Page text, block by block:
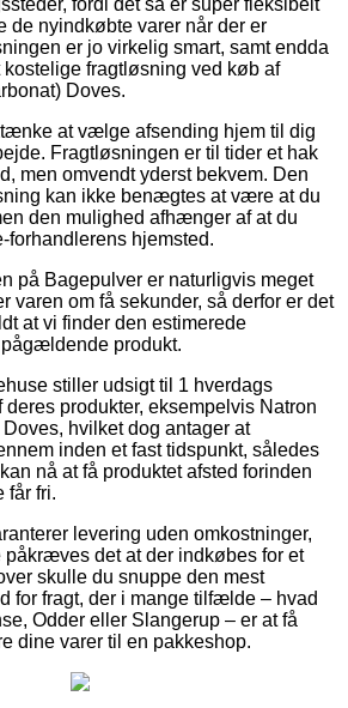
de nyindkøbte varer når der er
er jo virkelig smart, samt endda
kostelige fragtløsning ved køb af
Doves.
at vælge afsending hjem til dig
Fragtløsningen er til tider et hak
men omvendt yderst bekvem. Den
kan ikke benægtes at være at du
den mulighed afhænger af at du
hjemsted.
på Bagepulver er naturligvis meget
varen om få sekunder, så derfor er det
at vi finder den estimerede
produkt.
stiller udsigt til 1 hverdags
deres produkter, eksempelvis Natron
hvilket dog antager at
inden et fast tidspunkt, således
nå at få produktet afsted forinden
får fri.
levering uden omkostninger,
det at der indkøbes for et
skulle du snuppe den mest
for fragt, der i mange tilfælde – hvad
Odder eller Slangerup – er at få
dine varer til en pakkeshop.